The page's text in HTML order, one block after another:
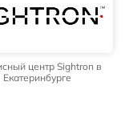
центр Sightron в
Екатеринбурге